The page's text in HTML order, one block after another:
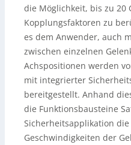
die Möglichkeit, bis zu 20
Kopplungsfaktoren zu
es dem Anwender, auch
zwischen einzelnen
Achspositionen werden
mit integrierter
bereitgestellt. Anhand
die Funktionsbausteine
Sicherheitsapplikation
Geschwindigkeiten der